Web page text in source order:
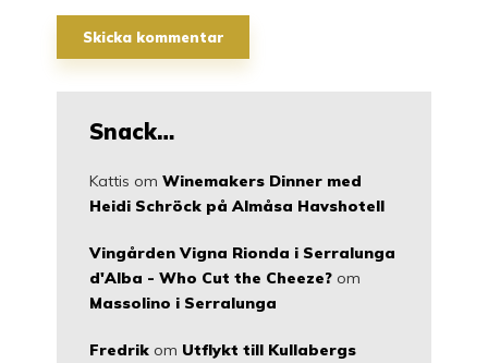
Snack…
Kattis om Winemakers Dinner med
Heidi Schröck på Almåsa Havshotell
Vingården Vigna Rionda i Serralunga
d'Alba - Who Cut the Cheeze? om
Massolino i Serralunga
Fredrik om Utflykt till Kullabergs